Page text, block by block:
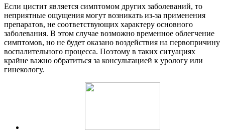
Если цистит является симптомом других заболеваний, то
неприятные ощущения могут возникать из-за применения
препаратов, не соответствующих характеру основного
заболевания. В этом случае возможно временное облегчение
симптомов, но не будет оказано воздействия на первопричину
воспалительного процесса. Поэтому в таких ситуациях
крайне важно обратиться за консультацией к урологу или
гинекологу.